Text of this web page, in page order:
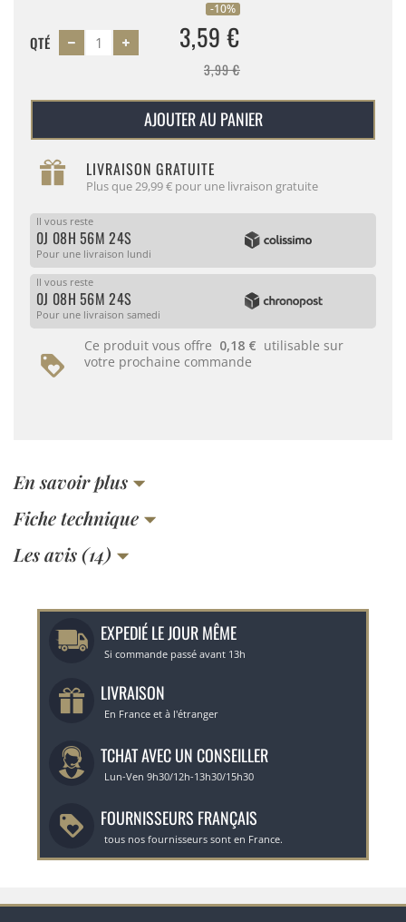
QTÉ
-10%
3,59 €
3,99 €
AJOUTER AU PANIER
LIVRAISON GRATUITE
Plus que 29,99 € pour une livraison gratuite
Il vous reste
0J 08H 56M 24S
Pour une livraison lundi
Il vous reste
0J 08H 56M 24S
Pour une livraison samedi
Ce produit vous offre 0,18 € utilisable sur
votre prochaine commande
En savoir plus
Fiche technique
Les avis (14)
EXPEDIÉ LE JOUR MÊME
Si commande passé avant 13h
LIVRAISON
En France et à l'étranger
TCHAT AVEC UN CONSEILLER
Lun-Ven 9h30/12h-13h30/15h30
FOURNISSEURS FRANÇAIS
tous nos fournisseurs sont en France.